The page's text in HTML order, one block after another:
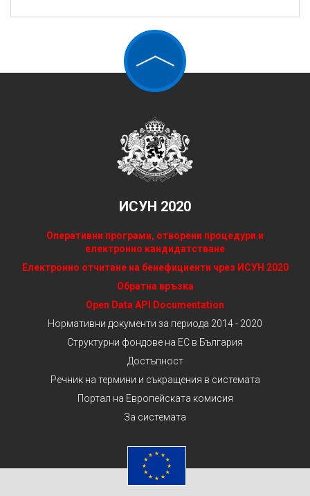
ИСУН 2020
Оперативни програми, отворени процедури и
електронно кандидатстване
Електронно отчитане на бенефициенти чрез ИСУН 2020
Обратна връзка
Open Data API Documentation
Нормативни документи за периода 2014 - 2020
Структурни фондове на ЕС в България
Достъпност
Речник на термини и съкращения в системата
Портал на Европейската комисия
За системата